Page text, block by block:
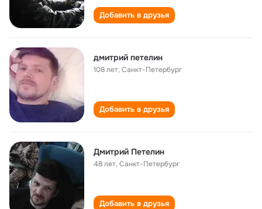
Добавить в друзья
дмитрий петелин
108 лет,Санкт-Петербург
Добавить в друзья
Дмитрий Петелин
48 лет,Санкт-Петербург
Добавить в друзья